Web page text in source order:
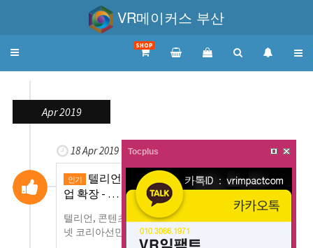
VR메이커스 부산
Toggle
SHOP
Apr 2019
18 Apr 2019
인기
텔리언, 콘텐츠 개발사와 VR 유통으로 사
업 확장 - …
텔리언, 콘텐츠 개발사와 VR 유통으로 사업 확장 ZD
넷 코리아선민규 기자 입력: 2019/04/18 18…
Tocplus